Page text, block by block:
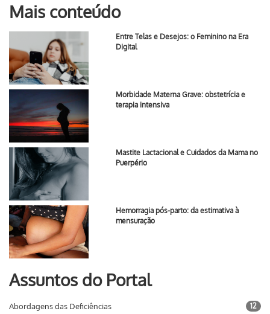
Mais conteúdo
Entre Telas e Desejos: o Feminino na Era
Digital
Morbidade Materna Grave: obstetrícia e
terapia intensiva
Mastite Lactacional e Cuidados da Mama no
Puerpério
Hemorragia pós-parto: da estimativa à
mensuração
Assuntos do Portal
Abordagens das Deficiências 12